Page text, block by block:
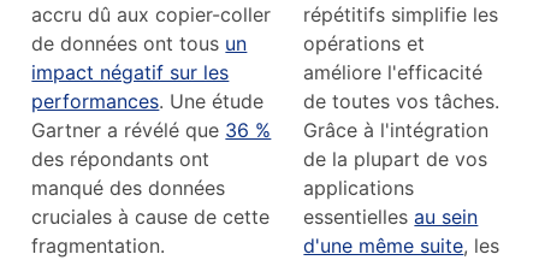
accru dû aux copier-coller
de données ont tous un
impact négatif sur les
performances. Une étude
Gartner a révélé que 36 %
des répondants ont
manqué des données
cruciales à cause de cette
fragmentation.
répétitifs simplifie les
opérations et
améliore l'efficacité
de toutes vos tâches.
Grâce à l'intégration
de la plupart de vos
applications
essentiellesau sein
d'une même suite, les